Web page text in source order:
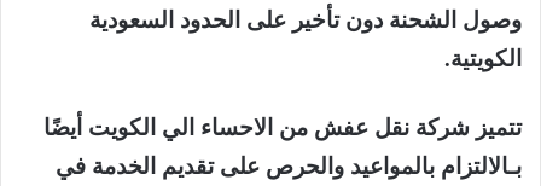
وصول الشحنة دون تأخير على الحدود السعودية
الكويتية.
تتميز شركة نقل عفش من الاحساء الي الكويت أيضًا
بـالالتزام بالمواعيد والحرص على تقديم الخدمة في